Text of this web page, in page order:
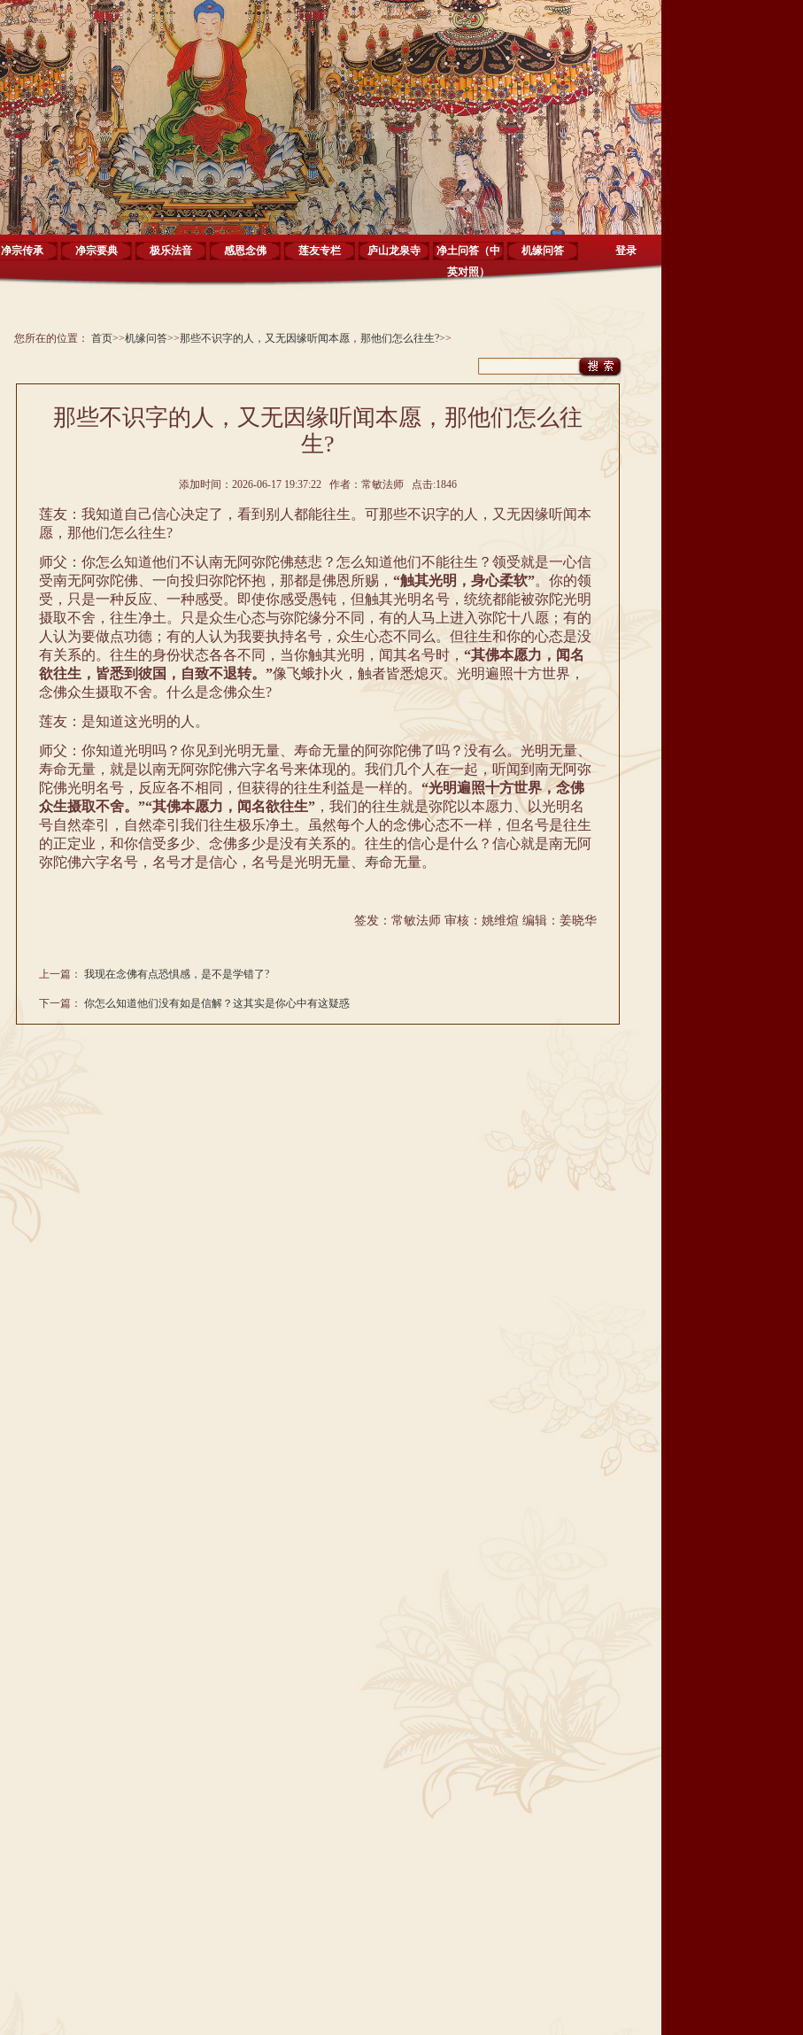
净宗传承 净宗要典 极乐法音 感恩念佛 莲友专栏 庐山龙泉寺
净土问答（中
英对照）
机缘问答 登录
您所在的位置： 首页>>机缘问答>>那些不识字的人，又无因缘听闻本愿，那他们怎么往生?>>
那些不识字的人，又无因缘听闻本愿，那他们怎么往
生?
添加时间：2026-06-17 19:37:22 作者：常敏法师 点击:1846
莲友：我知道自己信心决定了，看到别人都能往生。可那些不识字的人，又无因缘听闻本
愿，那他们怎么往生?
师父：你怎么知道他们不认南无阿弥陀佛慈悲？怎么知道他们不能往生？领受就是一心信
受南无阿弥陀佛、一向投归弥陀怀抱，那都是佛恩所赐， “触其光明，身心柔软”。你的领
受，只是一种反应、一种感受。即使你感受愚钝，但触其光明名号，统统都能被弥陀光明
摄取不舍，往生净土。只是众生心态与弥陀缘分不同，有的人马上进入弥陀十八愿；有的
人认为要做点功德；有的人认为我要执持名号，众生心态不同么。但往生和你的心态是没
有关系的。往生的身份状态各各不同，当你触其光明，闻其名号时， “其佛本愿力，闻名
欲往生，皆悉到彼国，自致不退转。”像飞蛾扑火，触者皆悉熄灭。光明遍照十方世界，
念佛众生摄取不舍。什么是念佛众生?
莲友：是知道这光明的人。
师父：你知道光明吗？你见到光明无量、寿命无量的阿弥陀佛了吗？没有么。光明无量、
寿命无量，就是以南无阿弥陀佛六字名号来体现的。我们几个人在一起，听闻到南无阿弥
陀佛光明名号，反应各不相同，但获得的往生利益是一样的。 “光明遍照十方世界，念佛
众生摄取不舍。”“其佛本愿力，闻名欲往生” ，我们的往生就是弥陀以本愿力、以光明名
号自然牵引，自然牵引我们往生极乐净土。虽然每个人的念佛心态不一样，但名号是往生
的正定业，和你信受多少、念佛多少是没有关系的。往生的信心是什么？信心就是南无阿
弥陀佛六字名号，名号才是信心，名号是光明无量、寿命无量。
签发：常敏法师 审核：姚维煊 编辑：姜晓华
上一篇： 我现在念佛有点恐惧感，是不是学错了?
下一篇： 你怎么知道他们没有如是信解？这其实是你心中有这疑惑